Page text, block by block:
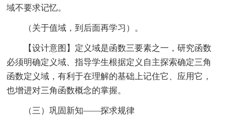
域不要求记忆。
（关于值域，到后面再学习）。
【设计意图】定义域是函数三要素之一，研究函数
必须明确定义域、指导学生根据定义自主探索确定三角
函数定义域，有利于在理解的基础上记住它、应用它，
也增进对三角函数概念的掌握。
（三）巩固新知——探求规律